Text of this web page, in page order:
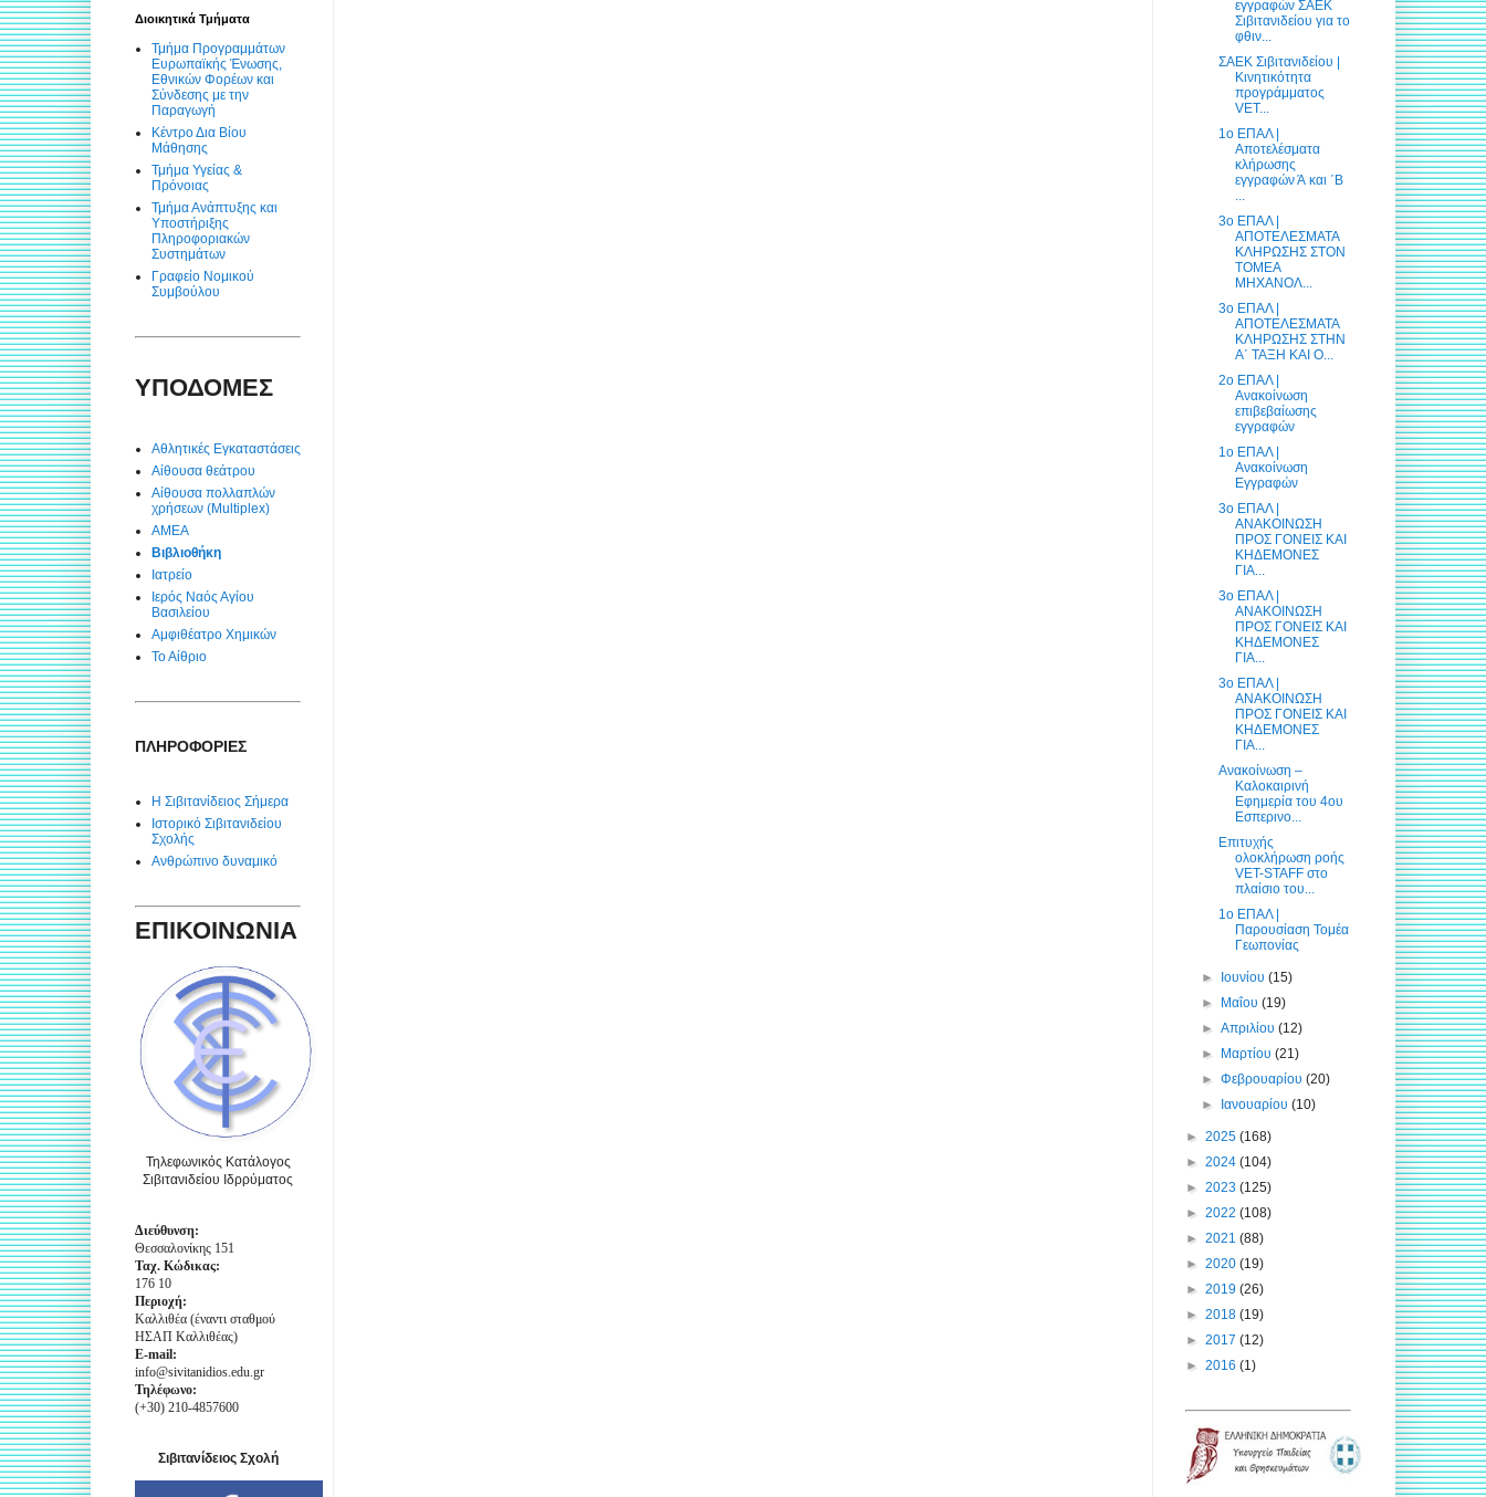
Διοικητικά Τμήματα
Τμήμα Προγραμμάτων
Ευρωπαϊκής Ένωσης,
Εθνικών Φορέων και
Σύνδεσης με την
Παραγωγή
Κέντρο Δια Βίου
Μάθησης
Τμήμα Υγείας &
Πρόνοιας
Τμήμα Ανάπτυξης και
Υποστήριξης
Πληροφοριακών
Συστημάτων
Γραφείο Νομικού
Συμβούλου
ΥΠΟΔΟΜΕΣ
Αθλητικές Εγκαταστάσεις
Αίθουσα θεάτρου
Αίθουσα πολλαπλών
χρήσεων (Multiplex)
ΑΜΕΑ
Βιβλιοθήκη
Ιατρείο
Ιερός Ναός Αγίου
Βασιλείου
Αμφιθέατρο Χημικών
Το Αίθριο
ΠΛΗΡΟΦΟΡΙΕΣ
Η Σιβιτανίδειος Σήμερα
Ιστορικό Σιβιτανιδείου
Σχολής
Ανθρώπινο δυναμικό
ΕΠΙΚΟΙΝΩΝΙΑ
Τηλεφωνικός Κατάλογος
Σιβιτανιδείου Ιδρρύματος
Διεύθυνση:
Θεσσαλονίκης 151
Ταχ. Κώδικας:
176 10
Περιοχή:
Καλλιθέα (έναντι σταθμού
ΗΣΑΠ Καλλιθέας)
E-mail:
info@sivitanidios.edu.gr
Τηλέφωνο:
(+30) 210-4857600
Σιβιτανίδειος Σχολή
εγγραφών ΣΑΕΚ
Σιβιτανιδείου για το
φθιν...
ΣΑΕΚ Σιβιτανιδείου |
Κινητικότητα
προγράμματος
VET...
1ο ΕΠΑΛ |
Αποτελέσματα
κλήρωσης
εγγραφών Ά και ΄Β
3ο ΕΠΑΛ |
ΑΠΟΤΕΛΕΣΜΑΤΑ
ΚΛΗΡΩΣΗΣ ΣΤΟΝ
ΤΟΜΕΑ
ΜΗΧΑΝΟΛ...
3ο ΕΠΑΛ |
ΑΠΟΤΕΛΕΣΜΑΤΑ
ΚΛΗΡΩΣΗΣ ΣΤΗΝ
Α΄ ΤΑΞΗ ΚΑΙ Ο...
2ο ΕΠΑΛ |
Ανακοίνωση
επιβεβαίωσης
εγγραφών
1ο ΕΠΑΛ |
Ανακοίνωση
Εγγραφών
3ο ΕΠΑΛ |
ΑΝΑΚΟΙΝΩΣΗ
ΠΡΟΣ ΓΟΝΕΙΣ ΚΑΙ
ΚΗΔΕΜΟΝΕΣ
ΓΙΑ...
3ο ΕΠΑΛ |
ΑΝΑΚΟΙΝΩΣΗ
ΠΡΟΣ ΓΟΝΕΙΣ ΚΑΙ
ΚΗΔΕΜΟΝΕΣ
ΓΙΑ...
3ο ΕΠΑΛ |
ΑΝΑΚΟΙΝΩΣΗ
ΠΡΟΣ ΓΟΝΕΙΣ ΚΑΙ
ΚΗΔΕΜΟΝΕΣ
ΓΙΑ...
Ανακοίνωση –
Καλοκαιρινή
Εφημερία του 4ου
Εσπερινο...
Επιτυχής
ολοκλήρωση ροής
VET-STAFF στο
πλαίσιο του...
1ο ΕΠΑΛ |
Παρουσίαση Τομέα
Γεωπονίας
► Ιουνίου(15)
► Μαΐου(19)
►Απριλίου(12)
► Μαρτίου(21)
►Φεβρουαρίου(20)
► Ιανουαρίου(10)
► 2025 (168)
► 2024 (104)
► 2023 (125)
► 2022 (108)
► 2021 (88)
► 2020 (19)
► 2019 (26)
► 2018 (19)
► 2017 (12)
► 2016 (1)